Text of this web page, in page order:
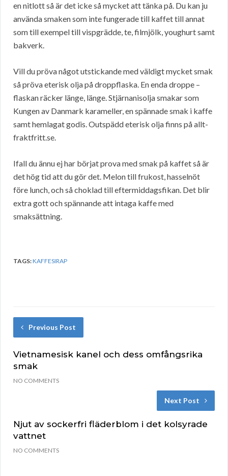
en nitlott så är det icke så mycket att tänka på. Du kan ju
använda smaken som inte fungerade till kaffet till annat
som till exempel till vispgrädde, te, filmjölk, youghurt samt
bakverk.
Vill du pröva något utstickande med väldigt mycket smak
så pröva eterisk olja på droppflaska. En enda droppe –
flaskan räcker länge, länge. Stjärnanisolja smakar som
Kungen av Danmark karameller, en spännade smak i kaffe
samt hemlagat godis. Outspädd eterisk olja finns på allt-
fraktfritt.se.
Ifall du ännu ej har börjat prova med smak på kaffet så är
det hög tid att du gör det. Melon till frukost, hasselnöt
före lunch, och så choklad till eftermiddagsfikan. Det blir
extra gott och spännande att intaga kaffe med
smaksättning.
TAGS:KAFFESIRAP
Previous Post
Vietnamesisk kanel och dess omfångsrika
smak
NO COMMENTS
Next Post
Njut av sockerfri fläderblom i det kolsyrade
vattnet
NO COMMENTS